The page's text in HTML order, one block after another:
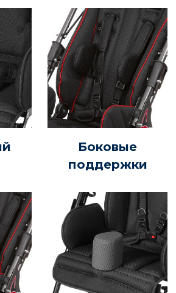
Боковые
поддержки